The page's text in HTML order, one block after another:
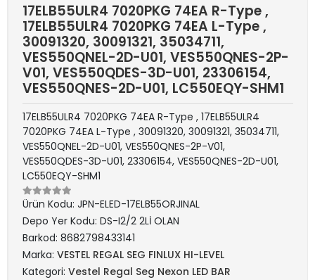
17ELB55ULR4 7020PKG 74EA R-Type ,
17ELB55ULR4 7020PKG 74EA L-Type ,
30091320, 30091321, 35034711,
VES550QNEL-2D-U01, VES550QNES-2P-
V01, VES550QDES-3D-U01, 23306154,
VES550QNES-2D-U01, LC550EQY-SHM1
17ELB55ULR4 7020PKG 74EA R-Type , 17ELB55ULR4
7020PKG 74EA L-Type , 30091320, 30091321, 35034711,
VES550QNEL-2D-U01, VES550QNES-2P-V01,
VES550QDES-3D-U01, 23306154, VES550QNES-2D-U01,
LC550EQY-SHM1
Ürün Kodu: JPN-ELED-17ELB55ORJINAL
Depo Yer Kodu: DS-I2/2 2Lİ OLAN
Barkod: 8682798433141
Marka: VESTEL REGAL SEG FINLUX HI-LEVEL
Kategori: Vestel Regal Seg Nexon LED BAR